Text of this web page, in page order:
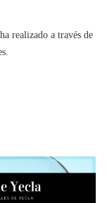
realizado a través de